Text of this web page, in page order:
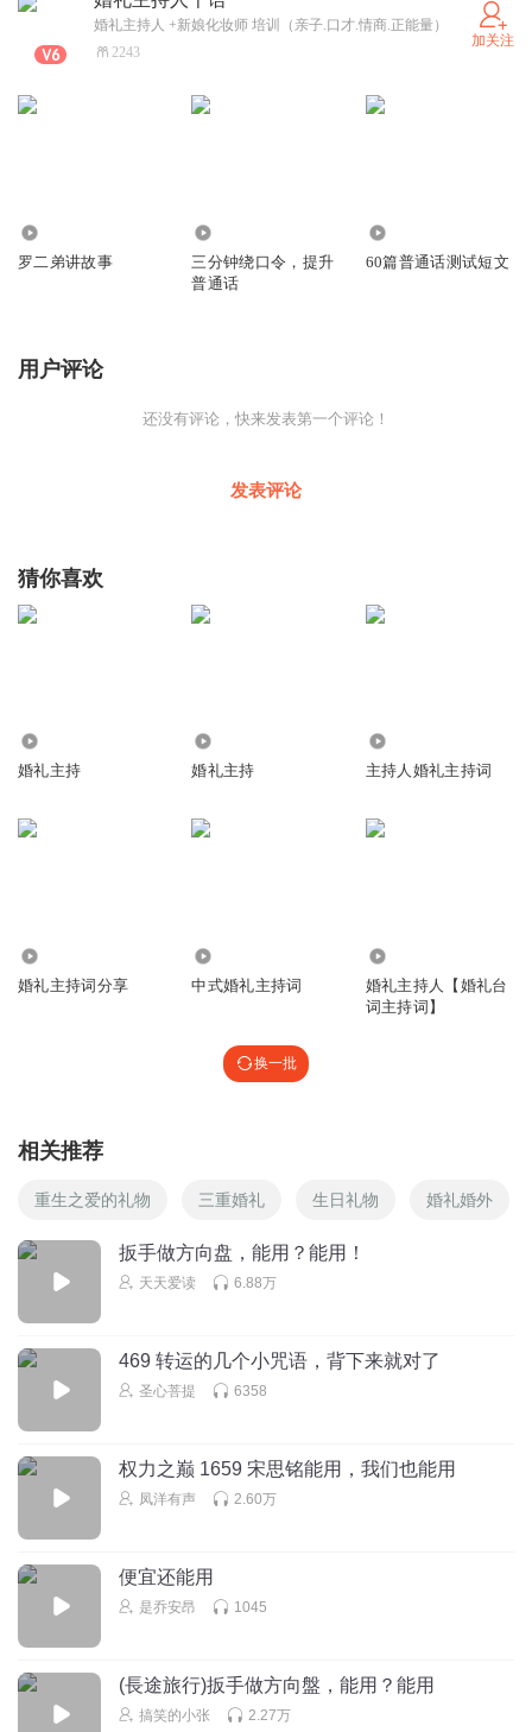
婚礼主持人 +新娘化妆师 培训（亲子.口才.情商.正能量）
2243
加关注
罗二弟讲故事
三分钟绕口令，提升
普通话
60篇普通话测试短文
用户评论
还没有评论，快来发表第一个评论！
发表评论
猜你喜欢
婚礼主持 婚礼主持 主持人婚礼主持词
婚礼主持词分享 中式婚礼主持词
婚礼主持人【婚礼台
词主持词】
换一批
相关推荐
重生之爱的礼物 三重婚礼 生日礼物 婚礼婚外
扳手做方向盘，能用？能用！
天天爱读 6.88万
469 转运的几个小咒语，背下来就对了
圣心菩提 6358
权力之巅 1659 宋思铭能用，我们也能用
凤洋有声 2.60万
便宜还能用
是乔安昂 1045
(長途旅行)扳手做方向盤，能用？能用
搞笑的小张 2.27万